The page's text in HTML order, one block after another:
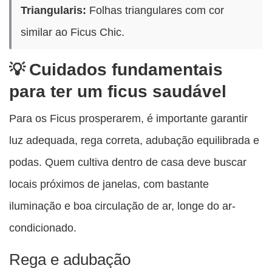
Triangularis: Folhas triangulares com cor
similar ao Ficus Chic.
Cuidados fundamentais
para ter um ficus saudável
Para os Ficus prosperarem, é importante garantir
luz adequada, rega correta, adubação equilibrada e
podas. Quem cultiva dentro de casa deve buscar
locais próximos de janelas, com bastante
iluminação e boa circulação de ar, longe do ar-
condicionado.
Rega e adubação